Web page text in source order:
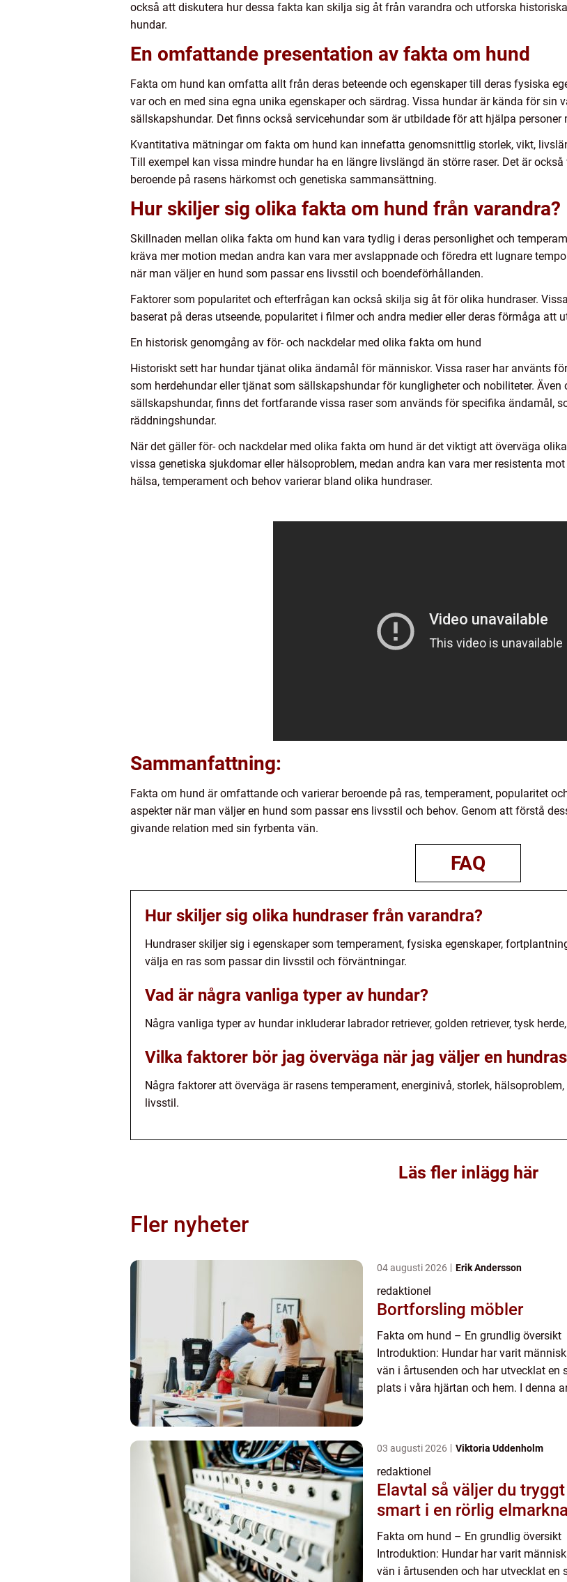
också att diskutera hur dessa fakta kan skilja sig åt från varandra och utforska
hundar.
En omfattande presentation av fakta om hund
Fakta om hund kan omfatta allt från deras beteende och egenskaper till deras fysiska
var och en med sina egna unika egenskaper och särdrag. Vissa hundar är kända för sin
sällskapshundar. Det finns också servicehundar som är utbildade för att hjälpa personer
Kvantitativa mätningar om fakta om hund kan innefatta genomsnittlig storlek, vikt,
Till exempel kan vissa mindre hundar ha en längre livslängd än större raser. Det är
beroende på rasens härkomst och genetiska sammansättning.
Hur skiljer sig olika fakta om hund från varandra?
Skillnaden mellan olika fakta om hund kan vara tydlig i deras personlighet och
kräva mer motion medan andra kan vara mer avslappnade och föredra ett lugnare
när man väljer en hund som passar ens livsstil och boendeförhållanden.
Faktorer som popularitet och efterfrågan kan också skilja sig åt för olika hundraser.
baserat på deras utseende, popularitet i filmer och andra medier eller deras förmåga att
En historisk genomgång av för- och nackdelar med olika fakta om hund
Historiskt sett har hundar tjänat olika ändamål för människor. Vissa raser har använts
som herdehundar eller tjänat som sällskapshundar för kungligheter och nobiliteter.
sällskapshundar, finns det fortfarande vissa raser som används för specifika ändamål,
räddningshundar.
När det gäller för- och nackdelar med olika fakta om hund är det viktigt att överväga
vissa genetiska sjukdomar eller hälsoproblem, medan andra kan vara mer resistenta
hälsa, temperament och behov varierar bland olika hundraser.
Sammanfattning:
Fakta om hund är omfattande och varierar beroende på ras, temperament, popularitet
aspekter när man väljer en hund som passar ens livsstil och behov. Genom att förstå
givande relation med sin fyrbenta vän.
FAQ
Hur skiljer sig olika hundraser från varandra?
Hundraser skiljer sig i egenskaper som temperament, fysiska egenskaper,
välja en ras som passar din livsstil och förväntningar.
Vad är några vanliga typer av hundar?
Några vanliga typer av hundar inkluderar labrador retriever, golden retriever, tysk
Vilka faktorer bör jag överväga när jag väljer en
Några faktorer att överväga är rasens temperament, energinivå, storlek,
livsstil.
Läs fler inlägg här
Fler nyheter
04 augusti 2026 Erik Andersson
redaktionel
Bortforsling möbler
Fakta om hund – En grundlig översikt
Introduktion: Hundar har varit
vän i årtusenden och har utvecklat en
plats i våra hjärtan och hem. I denna
03 augusti 2026 Viktoria Uddenholm
redaktionel
Elavtal så väljer du tryggt och
smart i en rörlig
Fakta om hund – En grundlig översikt
Introduktion: Hundar har varit
vän i årtusenden och har utvecklat en